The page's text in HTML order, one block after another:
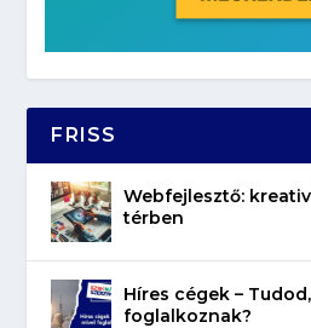
FRISS
Webfejlesztő:
térben
Híres cégek –
foglalkoznak?